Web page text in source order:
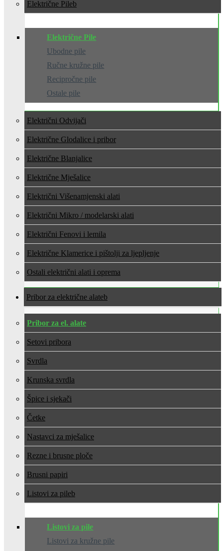
Električne Pile
Električne Pile
Ubodne pile
Ručne kružne pile
Recipročne pile
Ostale pile
Električni Odvijači
Električne Glodalice i pribor
Električne Blanjalice
Električne Mješalice
Električni Višenamjenski alati
Električni Mikro / modelarski alati
Električni Fenovi i lemila
Električne Klamerice i pištolji za ljepljenje
Ostali električni alati i oprema
Pribor za električne alate
Pribor za el. alate
Setovi pribora
Svrdla
Krunska svrdla
Špice i sjekači
Četke
Nastavci za mješalice
Rezne i brusne ploče
Brusni papiri
Listovi za pile
Listovi za pile
Listovi za kružne pile